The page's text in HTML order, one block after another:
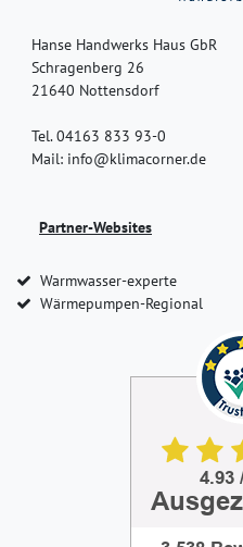
Hanse Handwerks Haus GbR
Schragenberg 26
21640 Nottensdorf
Tel. 04163 833 93-0
Mail: info@klimacorner.de
Partner-Websites
Warmwasser-experte
Wärmepumpen-Regional